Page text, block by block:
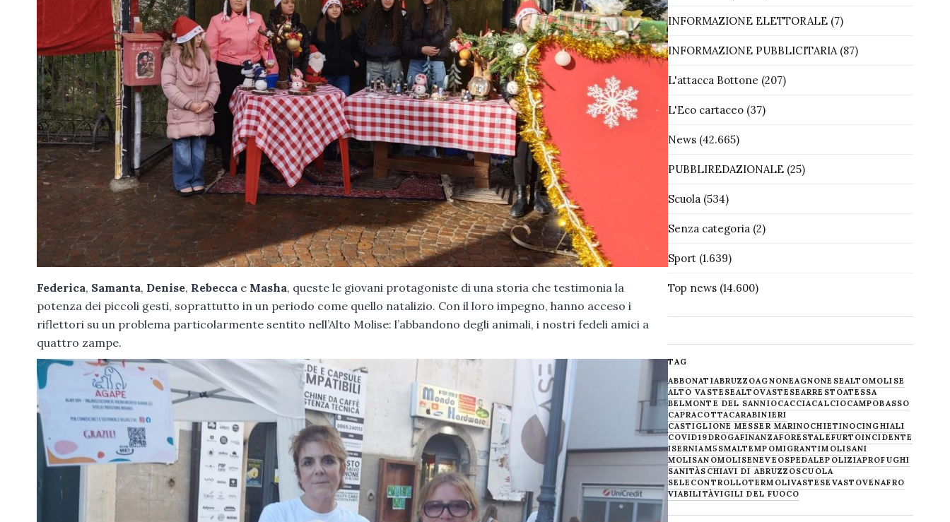
Federica, Samanta, Denise, Rebecca e Masha, queste le giovani protagoniste di una storia che testimonia la
potenza dei piccoli gesti, soprattutto in un periodo come quello natalizio. Con il loro impegno, hanno acceso i
riflettori su un problema particolarmente sentito nell’Alto Molise: l’abbandono degli animali, i nostri fedeli amici a
quattro zampe.
INFORMAZIONE ELETTORALE(7)
INFORMAZIONE PUBBLICITARIA(87)
L'attacca Bottone (207)
L'Eco cartaceo(37)
News(42.665)
PUBBLIREDAZIONALE(25)
Scuola(534)
Senza categoria(2)
Sport(1.639)
Top news(14.600)
TAG
ABBONATIABRUZZOAGNONEAGNONESEALTOMOLISE
ALTO VASTESEALTOVASTESEARRESTOATESSA
BELMONTE DEL SANNIOCACCIACALCIOCAMPOBASSO
CAPRACOTTACARABINIERI
CASTIGLIONE MESSER MARINOCHIETINOCINGHIALI
COVID19DROGAFINANZAFORESTALEFURTOINCIDENTE
ISERNIAM5SMALTEMPOMIGRANTIMOLISANI
MOLISANOMOLISENEVE OSPEDALEPOLIZIAPROFUGHI
SANITÀSCHIAVI DI ABRUZZOSCUOLA
SELECONTROLLOTERMOLIVASTESE VASTOVENAFRO
VIABILITÀVIGILI DEL FUOCO